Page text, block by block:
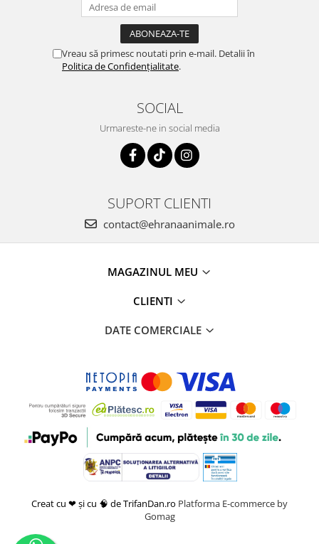
Vreau să primesc noutati prin e-mail. Detalii în
Politica de Confidențialitate.
SOCIAL
Urmareste-ne in social media
SUPORT CLIENTI
contact@ehranaanimale.ro
MAGAZINUL MEU
CLIENTI
DATE COMERCIALE
Creat cu ❤ și cu 🧠 de TrifanDan.ro Platforma E-commerce by
Gomag